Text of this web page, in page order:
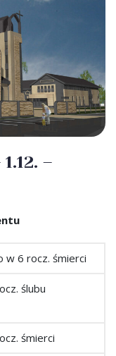
–
w 6 rocz. śmierci
ślubu
śmierci